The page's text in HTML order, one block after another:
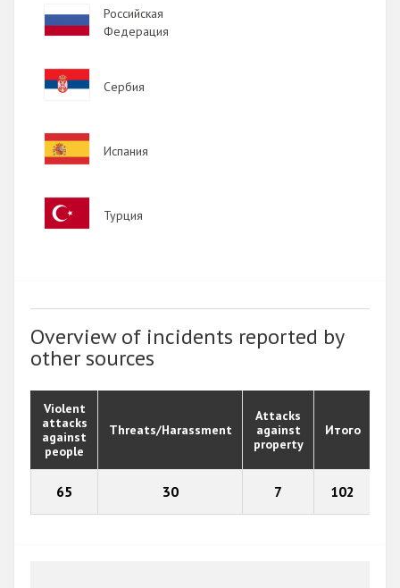
Image
Российская
Федерация
Image
Сербия
Image
Испания
Image
Турция
Overview of incidents reported by
other sources
Violent
attacks
against
people
Threats/Harassment
Attacks
against
property
Итого
65 30 7 102